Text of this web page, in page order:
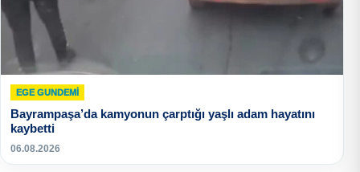
EGE GUNDEMİ
Bayrampaşa’da kamyonun çarptığı yaşlı adam hayatını
kaybetti
06.08.2026